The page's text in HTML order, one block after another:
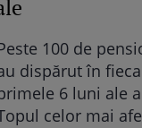
100 de
dispărut în
6 luni ale
celor mai